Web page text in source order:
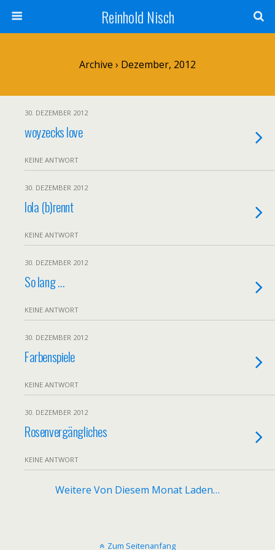
Reinhold Nisch
Archive › Dezember, 2012
30. DEZEMBER 2012
woyzecks love
KEINE ANTWORT
30. DEZEMBER 2012
lola (b)rennt
KEINE ANTWORT
30. DEZEMBER 2012
So lang …
KEINE ANTWORT
30. DEZEMBER 2012
Farbenspiele
KEINE ANTWORT
30. DEZEMBER 2012
Rosenvergängliches
KEINE ANTWORT
Weitere Von Diesem Monat Laden…
Zum Seitenanfang